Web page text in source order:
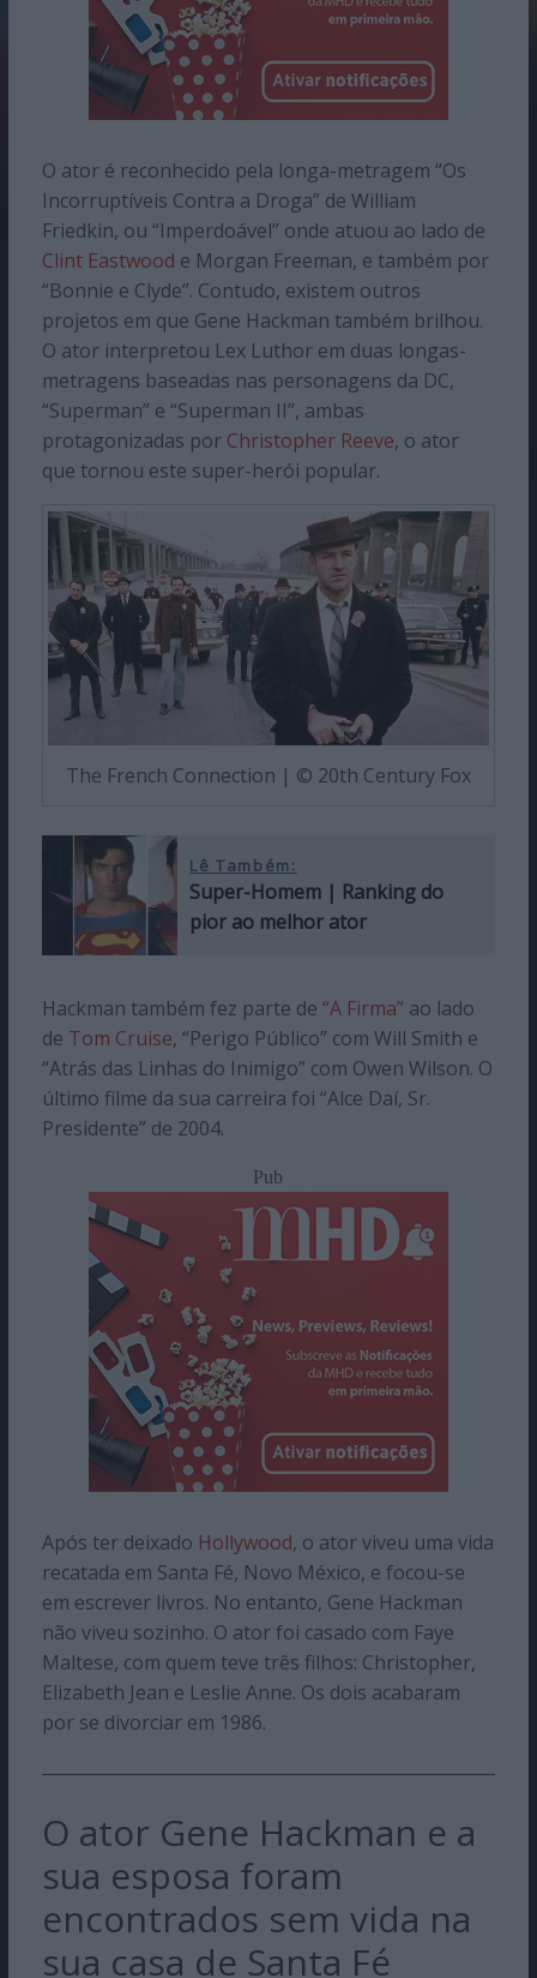
O ator é reconhecido pela longa-metragem “Os
Incorruptíveis Contra a Droga” de William
Friedkin, ou “Imperdoável” onde atuou ao lado de
Clint Eastwood e Morgan Freeman, e também por
“Bonnie e Clyde”. Contudo, existem outros
projetos em que Gene Hackman também brilhou.
O ator interpretou Lex Luthor em duas longas-
metragens baseadas nas personagens da DC,
“Superman” e “Superman II”, ambas
protagonizadas por Christopher Reeve, o ator
que tornou este super-herói popular.
The French Connection | © 20th Century Fox
Lê Também:
Super-Homem | Ranking do
pior ao melhor ator
Hackman também fez parte de “A Firma” ao lado
de Tom Cruise, “Perigo Público” com Will Smith e
“Atrás das Linhas do Inimigo” com Owen Wilson. O
último filme da sua carreira foi “Alce Daí, Sr.
Presidente” de 2004.
Pub
Após ter deixado Hollywood, o ator viveu uma vida
recatada em Santa Fé, Novo México, e focou-se
em escrever livros. No entanto, Gene Hackman
não viveu sozinho. O ator foi casado com Faye
Maltese, com quem teve três filhos: Christopher,
Elizabeth Jean e Leslie Anne. Os dois acabaram
por se divorciar em 1986.
O ator Gene Hackman e a
sua esposa foram
encontrados sem vida na
sua casa de Santa Fé